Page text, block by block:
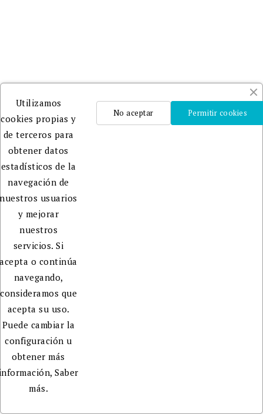
Utilizamos
cookies propias y
de terceros para
obtener datos
estadísticos de la
navegación de
nuestros usuarios
y mejorar
nuestros
servicios. Si
acepta o continúa
navegando,
consideramos que
acepta su uso.
Puede cambiar la
configuración u
obtener más
Saber
más.
Permitir cookies
No aceptar